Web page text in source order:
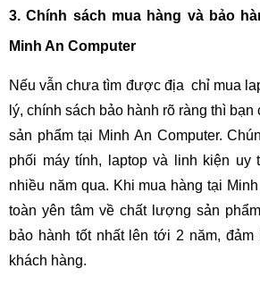
3. Chính sách mua hàng và bảo
Minh An Computer
Nếu vẫn chưa tìm được địa chỉ mua
lý, chính sách bảo hành rõ ràng thì bạn
sản phẩm tại Minh An Computer.
phối máy tính, laptop và linh kiện uy
nhiều năm qua. Khi mua hàng tại
toàn yên tâm về chất lượng sản
bảo hành tốt nhất lên tới 2 năm,
khách hàng.